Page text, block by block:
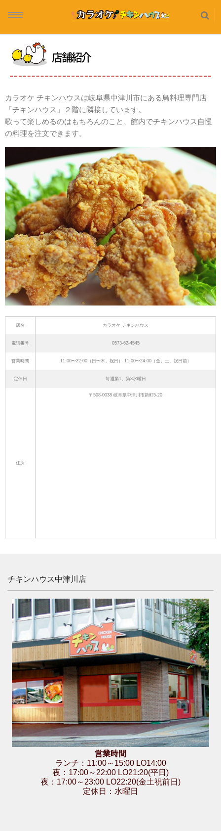
ホーム
ご予約・お問い合せ
ルーム紹介
フード・ドリンクメニュー
店舗紹介
カラオケ チキンハウスは岐阜県中津川市にある鳥料理専門店
「チキンハウス」２階に隣接しています。
歌って楽しめるのはもちろんのこと、館内でチキンハウス自慢
の料理を注文できます。
店名 カラオケ チキンハウス
電話番号 0573-62-4545
営業時間 11:00〜22:00（日〜木、祝日） 11:00〜24:00（金、土、祝日前）
定休日 毎週第1、第3水曜日
住所
〒508-0038 岐阜県中津川市新町5-20
チキンハウス中津川店
営業時間
ランチ：11:00～15:00 LO14:00
夜：17:00～22:00 LO21:20(平日)
夜：17:00～23:00 LO22:20(金土祝前日)
定休日：水曜日